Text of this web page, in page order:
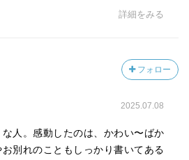
詳細をみる
フォロー
2025.07.08
人。感動したのは、かわい〜ばか
別れのこともしっかり書いてある